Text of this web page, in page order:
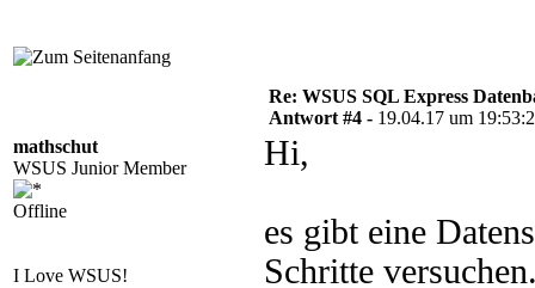
mathschut
WSUS Junior Member
Offline
I Love WSUS!
Re: WSUS SQL Express
Antwort #4 - 19.04.17 um
Hi,
es gibt eine
Schritte